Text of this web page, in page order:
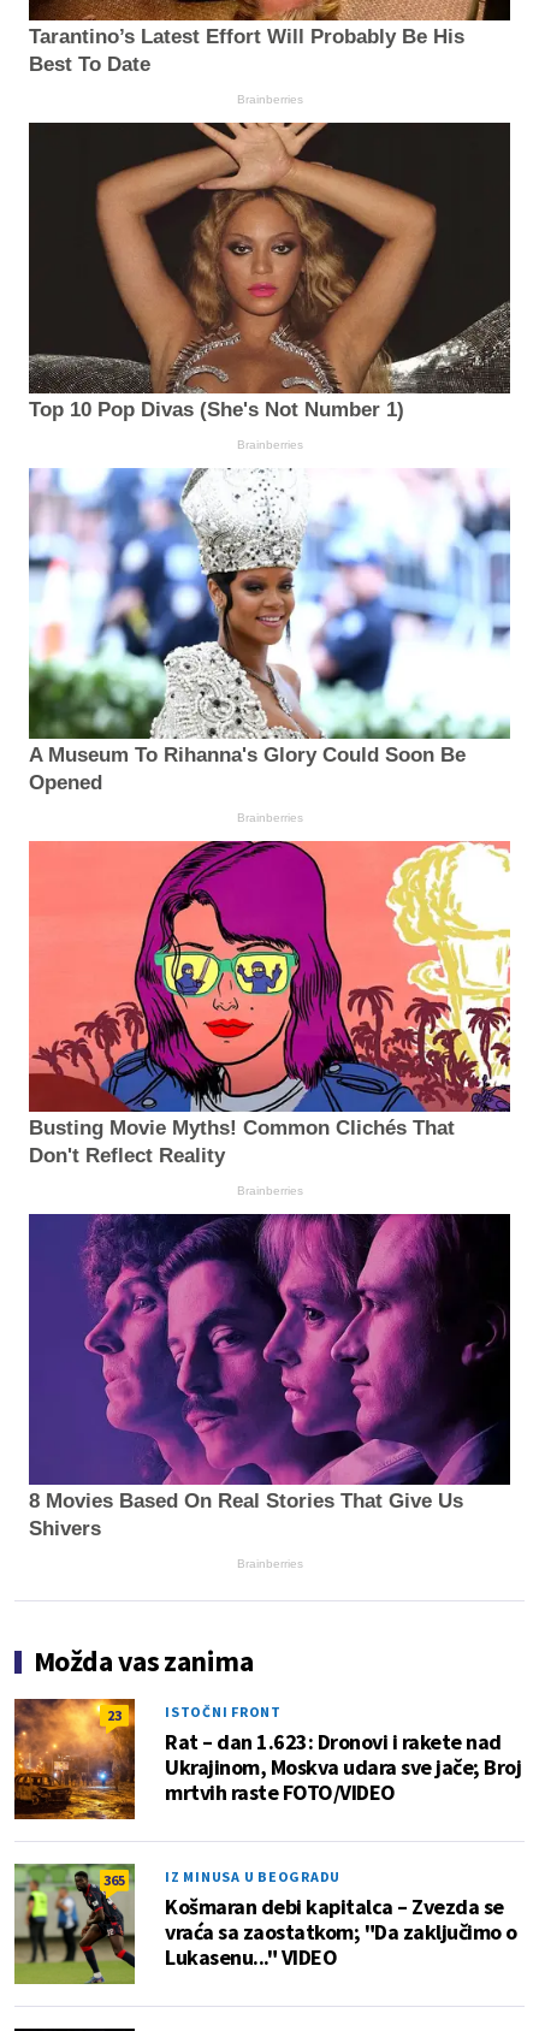
Tarantino’s Latest Effort Will Probably Be His
Best To Date
Brainberries
Top 10 Pop Divas (She's Not Number 1)
Brainberries
A Museum To Rihanna's Glory Could Soon Be
Opened
Brainberries
Busting Movie Myths! Common Clichés That
Don't Reflect Reality
Brainberries
8 Movies Based On Real Stories That Give Us
Shivers
Brainberries
Možda vas zanima
23 ISTOČNI FRONT
Rat – dan 1.623: Dronovi i rakete nad
Ukrajinom, Moskva udara sve jače; Broj
mrtvih raste FOTO/VIDEO
365 IZ MINUSA U BEOGRADU
Košmaran debi kapitalca – Zvezda se
vraća sa zaostatkom; "Da zaključimo o
Lukasenu..." VIDEO